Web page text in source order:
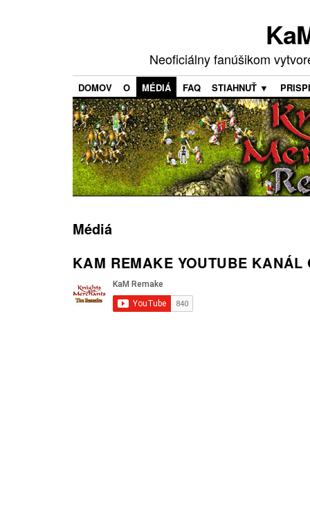
Neoficiálny fanúšikom
DOMOV O MÉDIÁ FAQ STIAHNUŤ ▼
Médiá
KAM REMAKE YOUTUBE KANÁL